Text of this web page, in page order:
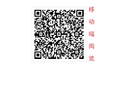
移
动
端
阅
览